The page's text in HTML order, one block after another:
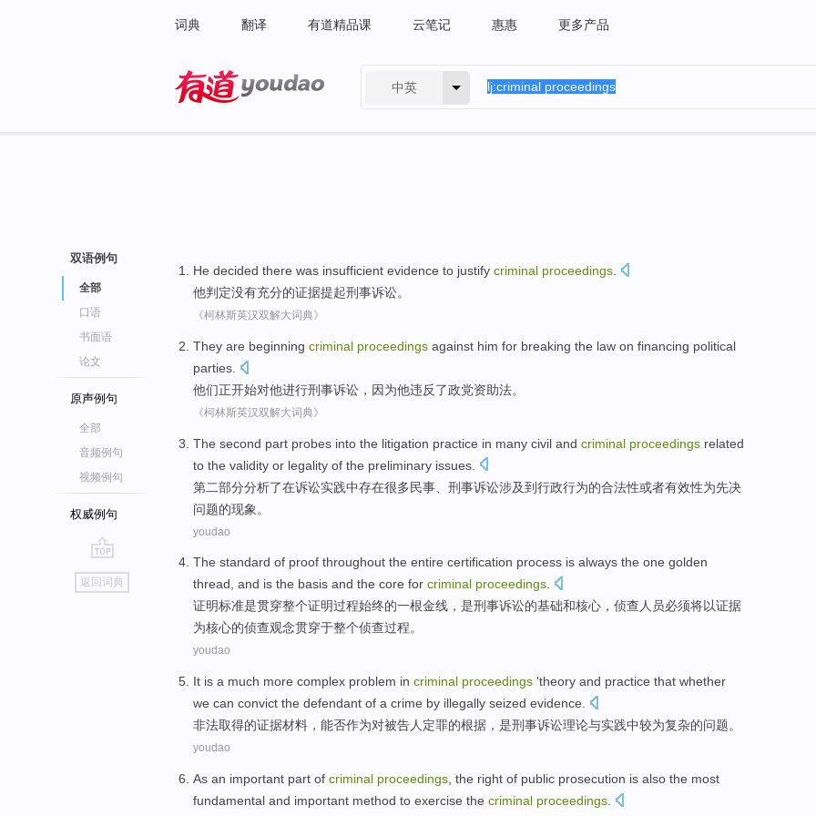
词典 翻译 有道精品课 云笔记 惠惠 更多产品
中英
双语例句
全部
口语
书面语
论文
原声例句
全部
音频例句
视频例句
权威例句
go
top
返回词典
He decided there was insufficient evidence to justify criminal proceedings
他判定没有充分的证据提起刑事诉讼。
《柯林斯英汉双解大词典》
They are beginning criminal proceedings against him for breaking the law on financing political
parties
他们正开始对他进行刑事诉讼 ， 因为他违反了政党资助法。
《柯林斯英汉双解大词典》
The second part probes into the litigation practice in many civil and criminal proceedings related
to the validity or legality of the preliminary issues
第二部分分析了在诉讼实践中存在很多民事 刑事诉讼涉及到行政行为的合法性或者有效性为先决
问题的现象。
youdao
The standard of proof throughout the entire certification process is always the one golden
thread, and is the basis and the core for criminal proceedings.
证明标准是贯穿整个证明过程始终的一根金线 ，是刑事诉讼的基础和核心 ，侦查人员必须将以证据
为核心的侦查观念贯穿于整个侦查过程。
youdao
It is a much more complex problem in criminal proceedings 'theory and practice that whether
we can convict the defendant of a crime by illegally seized evidence
非法取得的证据材料， 能否作为对被告人 定罪的根据 ， 是刑事诉讼理论与实践中较为复杂的问题。
youdao
As an important part of criminal proceedings , the right of public prosecution is also the most
fundamental and important method to exercise the criminal proceedings